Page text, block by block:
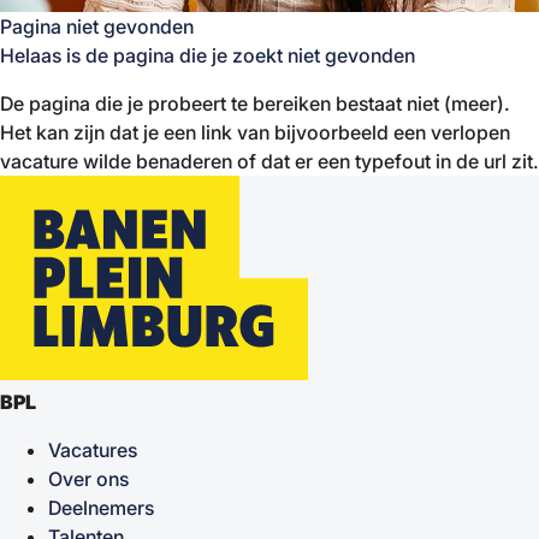
Pagina niet gevonden
Helaas is de pagina die je zoekt niet gevonden
De pagina die je probeert te bereiken bestaat niet (meer).
Het kan zijn dat je een link van bijvoorbeeld een verlopen
vacature wilde benaderen of dat er een typefout in de url zit.
BPL
Vacatures
Over ons
Deelnemers